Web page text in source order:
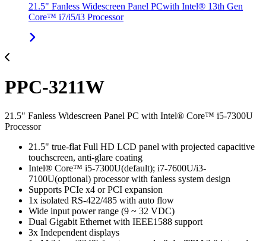
21.5" Fanless Widescreen Panel PCwith Intel® 13th Gen
Core™ i7/i5/i3 Processor
PPC-3211W
21.5" Fanless Widescreen Panel PC with Intel® Core™ i5-7300U
Processor
21.5" true-flat Full HD LCD panel with projected capacitive
touchscreen, anti-glare coating
Intel® Core™ i5-7300U(default); i7-7600U/i3-
7100U(optional) processor with fanless system design
Supports PCIe x4 or PCI expansion
1x isolated RS-422/485 with auto flow
Wide input power range (9 ~ 32 VDC)
Dual Gigabit Ethernet with IEEE1588 support
3x Independent displays